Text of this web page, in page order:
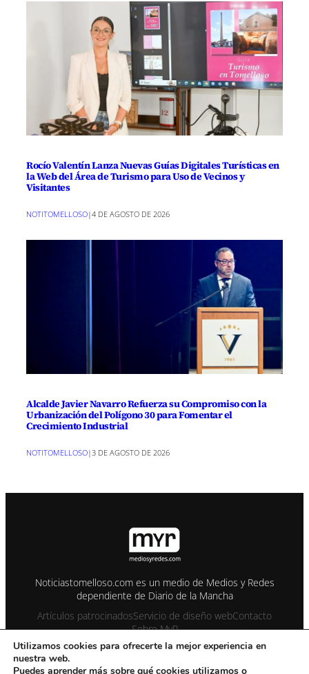
Rocío Valentín Lanza Nuevas Guías Digitales Turísticas en
la Web del Área de Turismo para Uso de Vecinos y
Visitantes
NOTITOMELLOSO|4 DE AGOSTO DE 2026
Alcalde Javier Navarro Refuerza su Compromiso con la
Urbanización del Polígono 30 para Fomentar el
Crecimiento Industrial
NOTITOMELLOSO|3 DE AGOSTO DE 2026
Noticiastomelloso.com es un medio de Medios y Redes
dependiente de Diario de la Mancha
Artículos patrocinadosServicio de diseño webContacto
Sobre MyR
© 1995-2026 Color Vivo Internet. Otros contenidos se cita fuente.
Utilizamos cookies para ofrecerte la mejor experiencia en
nuestra web.
Puedes aprender más sobre qué cookies utilizamos o